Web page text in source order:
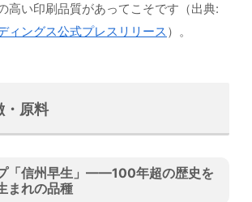
高い印刷品質があってこそです（出典:
ィングス公式プレスリリース ）。
・原料
「信州早生」——100年超の歴史を
まれの品種